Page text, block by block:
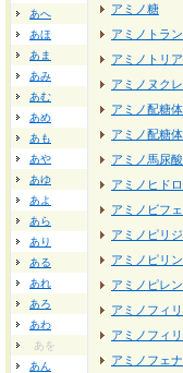
あへ
あほ
あま
あみ
あむ
あめ
あも
あや
あゆ
あよ
あら
あり
ある
あれ
あろ
あわ
あを
あん
アミノ糖
アミノトラ
アミノトリ
アミノヌク
アミノ配糖体
アミノ配糖
アミノ馬尿酸
アミノヒド
アミノビフ
アミノピリ
アミノピリン
アミノピレン
アミノフィ
アミノフィ
アミノフェ